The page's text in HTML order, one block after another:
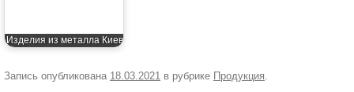
Изделия из металла Киев
Запись опубликована 18.03.2021 в рубрике Продукция